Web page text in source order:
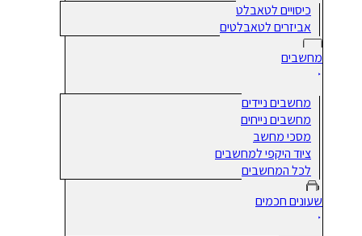
כיסויים לטאבלט
אביזרים לטאבלטים
מחשבים
מחשבים ניידים
מחשבים נייחים
מסכי מחשב
ציוד היקפי למחשבים
לכל המחשבים
שעונים חכמים